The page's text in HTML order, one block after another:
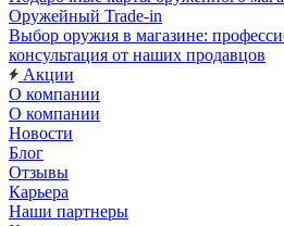
Оружейный Trade-in
Выбор оружия в магазине:
консультация от наших продавцов
Акции
О компании
О компании
Новости
Блог
Отзывы
Карьера
Наши партнеры